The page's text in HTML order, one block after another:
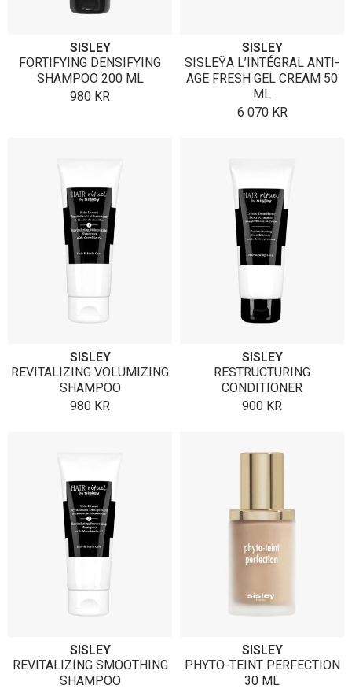
SISLEY
FORTIFYING DENSIFYING
SHAMPOO 200 ML
980 KR
SISLEY
SISLEŸA L’INTÉGRAL ANTI-
AGE FRESH GEL CREAM 50
ML
6 070 KR
SISLEY
REVITALIZING VOLUMIZING
SHAMPOO
980 KR
SISLEY
RESTRUCTURING
CONDITIONER
900 KR
SISLEY
REVITALIZING SMOOTHING
SHAMPOO
SISLEY
PHYTO-TEINT PERFECTION
30 ML